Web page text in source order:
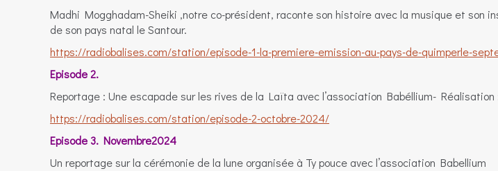
Madhi Mogghadam-Sheiki ,notre co-président, raconte son histoire avec la musique et son
de son pays natal le Santour.
https://radiobalises.com/station/episode-1-la-premiere-emission-au-pays-de-quimperle-
Episode 2.
Reportage : Une escapade sur les rives de la Laïta avec l’association Babéllium- Réalisation
https://radiobalises.com/station/episode-2-octobre-2024/
Episode 3. Novembre2024
Un reportage sur la cérémonie de la lune organisée à Ty pouce avec l’association Babellium